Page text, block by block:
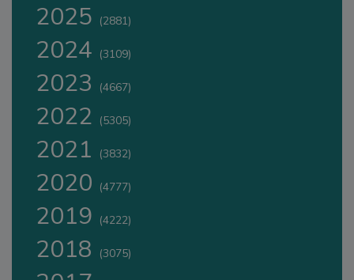
2025 (2881)
2024 (3109)
2023 (4667)
2022 (5305)
2021 (3832)
2020 (4777)
2019 (4222)
2018 (3075)